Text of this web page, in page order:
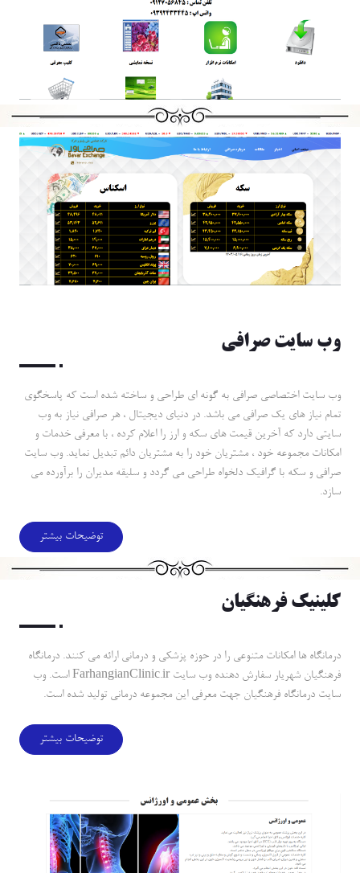
وب سايت صرافي
وب سايت اختصاصي صرافي به گونه اي طراحي و ساخته شده است كه پاسخگوي
تمام نياز هاي يك صرافي مي باشد. در دنياي ديجيتال ، هر صرافي نياز به وب
سايتي دارد كه آخرين قيمت هاي سكه و ارز را اعلام كرده ، با معرفي خدمات و
امكانات مجموعه خود ، مشتريان خود را به مشتريان دائم تبديل نمايد. وب سايت
صرافي و سكه با گرافيك دلخواه طراحي مي گردد و سليقه مديران را برآورده مي
سازد.
توضیحات بیشتر
كلينيك فرهنگيان
درمانگاه ها امكانات متنوعي را در حوزه پزشكي و درماني ارائه مي كنند. درمانگاه
فرهنگيان شهريار سفارش دهنده وب سايت FarhangianClinic.ir است. وب
سايت درمانگاه فرهنگيان جهت معرفي اين مجموعه درماني توليد شده است.
توضیحات بیشتر